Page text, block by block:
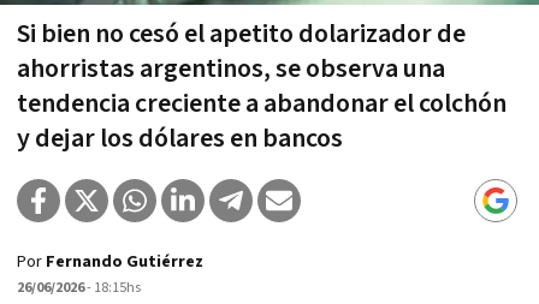
Si bien no cesó el apetito dolarizador de
ahorristas argentinos, se observa una
tendencia creciente a abandonar el colchón
y dejar los dólares en bancos
Por Fernando Gutiérrez
26/06/2026- 18:15hs